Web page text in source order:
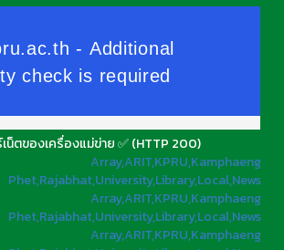
น็ตของเครื่องแม่ข่าย ✅ (HTTP 200)